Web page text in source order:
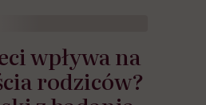
wpływa na
rodziców?